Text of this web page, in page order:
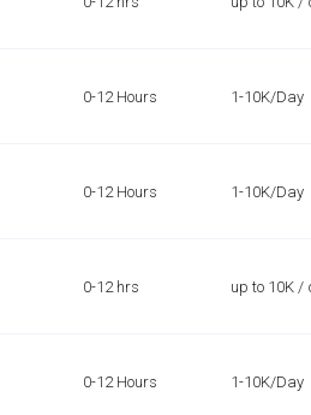
0-12 Hours 1-10K/Day
0-12 Hours 1-10K/Day
0-12 hrs up to 10K /
0-12 Hours 1-10K/Day